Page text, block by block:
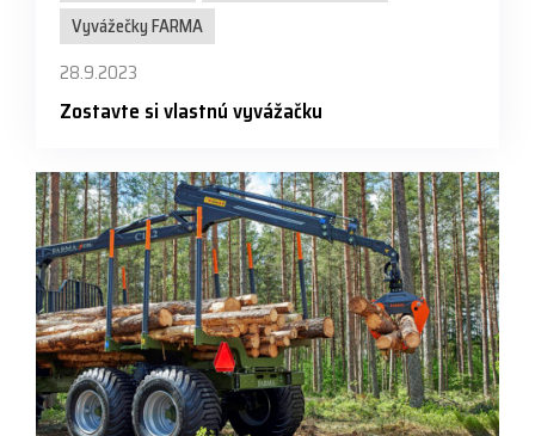
Vyvážečky FARMA
28.9.2023
Zostavte si vlastnú vyvážačku